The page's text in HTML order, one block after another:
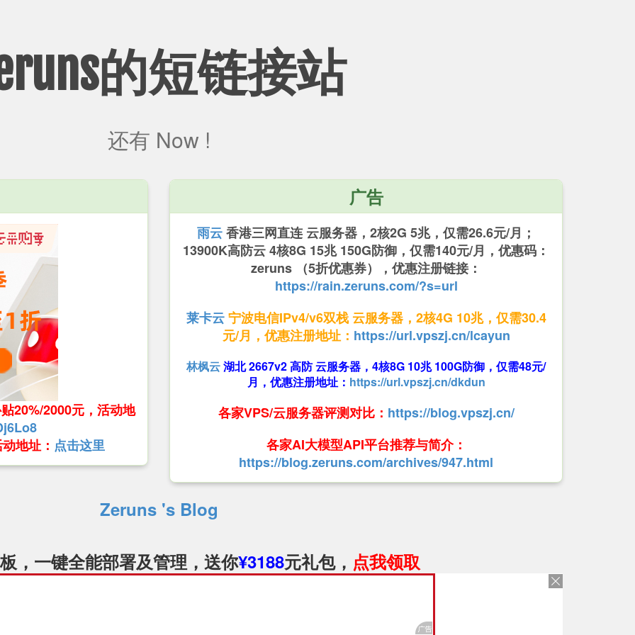
的短链接站
还有 Now !
20%/2000元，活动地
地址： 点击这里
广告
雨云香港三网直连 云服务器，2核2G 5兆，仅需26.6元/月；
13900K高防云 4核8G 15兆 150G防御，仅需140元/月，优惠码：
zeruns （5折优惠券），优惠注册链接：
https://rain.zeruns.com/?s=url
莱卡云宁波电信IPv4/v6双栈 云服务器，2核4G 10兆，仅需30.4
元/月，优惠注册地址： https://url.vpszj.cn/lcayun
林枫云湖北 2667v2 高防 云服务器，4核8G 10兆 100G防御，仅需48元/
月，优惠注册地址： https://url.vpszj.cn/dkdun
各家VPS/云服务器评测对比： https://blog.vpszj.cn/
各家AI大模型API平台推荐与简介：
https://blog.zeruns.com/archives/947.html
Zeruns 's Blog
，一键全能部署及管理，送你¥3188元礼包， 点我领取